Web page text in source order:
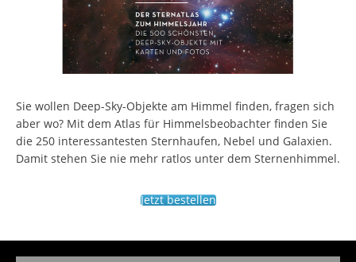
Sie wollen Deep-Sky-Objekte am Himmel finden, fragen sich
aber wo? Mit dem Atlas für Himmelsbeobachter finden Sie
die 250 interessantesten Sternhaufen, Nebel und Galaxien.
Damit stehen Sie nie mehr ratlos unter dem Sternenhimmel.
Jetzt bestellen